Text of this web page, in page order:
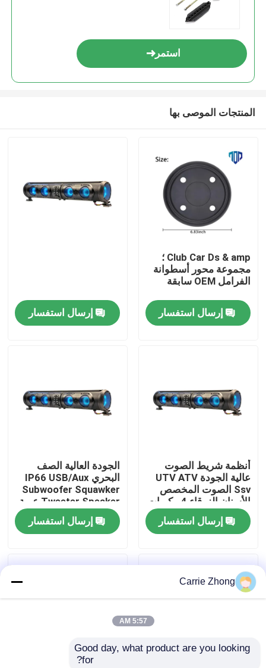
مسكن
معلومات عنا
مراقبة الجودة
اتصل بنا
مرايا جانبية لعربة الجولف
أغطية عجلات عربة الجولف
استمر
المنتجات الموصى بها
Club Car Ds & amp ؛
مجموعة محور أسطوانة
الفرامل OEM سابقة
إرسال استفسار إرسال استفسار
أنظمة شريط الصوت
عالية الجودة UTV ATV
Ssv الصوت المخصص
الأسنان الزرقاء 4 مكبرات
الصوت التحكم عن بعد
IP66 عازل المياه USB إرسال استفسار
الجودة العالية الصف
البحري IP66 USB/Aux
Subwoofer Squawker
Tweeter Speaker عربة
الغولف الكهربائية شريط
الصوت بلوتوث
إرسال استفسار
Carrie Zhong
5:57 AM
Good day, what product are you looking
for?